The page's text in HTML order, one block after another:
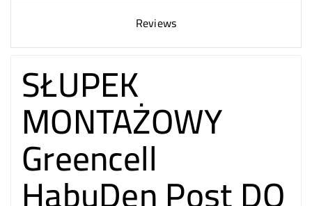
Reviews
SŁUPEK
MONTAŻOWY
Greencell